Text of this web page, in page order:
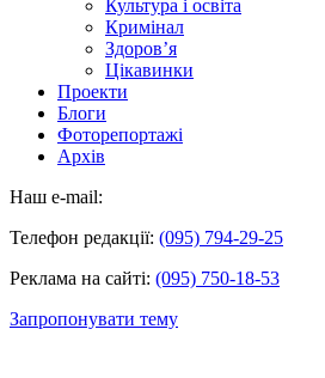
Культура і освіта
Кримінал
Здоров’я
Цікавинки
Проекти
Блоги
Фоторепортажі
Архів
Наш e-mail:
Телефон редакції: (095) 794-29-25
Реклама на сайті: (095) 750-18-53
Запропонувати тему